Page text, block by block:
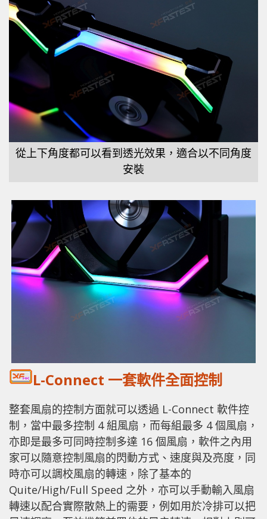
從上下角度都可以看到透光效果，適合以不同角度
安裝
L-Connect 一套軟件全面控制
整套風扇的控制方面就可以透過 L-Connect 軟件控
制，當中最多控制 4 組風扇，而每組最多 4 個風扇，
亦即是最多可同時控制多達 16 個風扇，軟件之內用
家可以隨意控制風扇的閃動方式、速度與及亮度，同
時亦可以調校風扇的轉速，除了基本的
Quite/High/Full Speed 之外，亦可以手動輸入風扇
轉速以配合實際散熱上的需要，例如用於冷排可以把